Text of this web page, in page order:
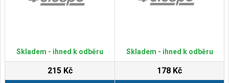
Skladem - ihned k odběru
215 Kč
Skladem - ihned k odběru
178 Kč